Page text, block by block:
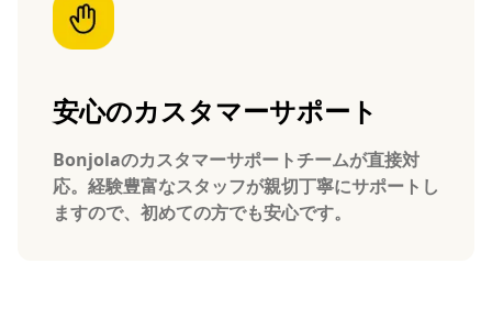
安心のカスタマーサポート
Bonjolaのカスタマーサポートチームが直接対
応。経験豊富なスタッフが親切丁寧にサポートし
ますので、初めての方でも安心です。